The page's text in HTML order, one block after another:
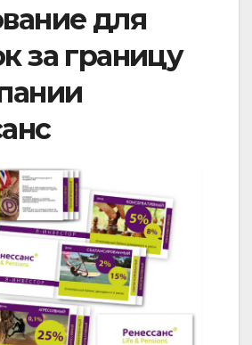
для
за границу